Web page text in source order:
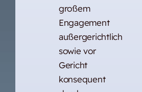
großem
Engagement
außergerichtlich
sowie vor
Gericht
konsequent